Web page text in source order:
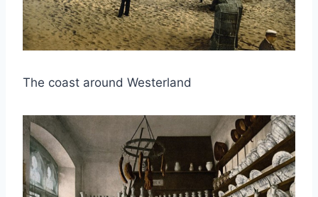
The coast around Westerland
取消 搜索